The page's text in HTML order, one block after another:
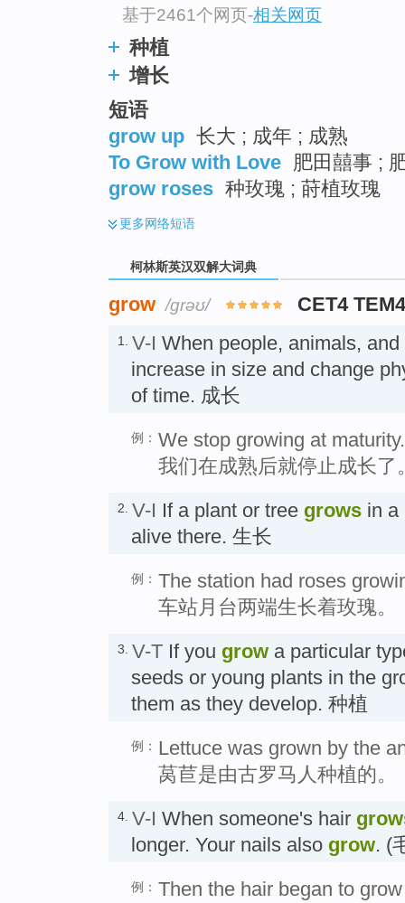
基于2461个网页-相关网页
种植
增长
短语
grow up 长大 ; 成年 ; 成熟
To Grow with Love 肥田囍事 ;
grow roses 种玫瑰 ; 莳植玫瑰
更多网络短语
柯林斯英汉双解大词典
grow /ɡrəʊ/ CET4
1. V-I When people, animals,
increase in size and change
of time. 成长
例： We stop growing at maturity.
我们在成熟后就停止成长了
2. V-I If a plant or tree grows in a
alive there. 生长
例： The station had roses
车站月台两端生长着玫瑰。
3. V-T If you grow a particular
seeds or young plants in the
them as they develop. 种植
例： Lettuce was grown by the
莴苣是由古罗马人种植的。
4. V-I When someone's hair
longer. Your nails also grow. (
例： Then the hair began to